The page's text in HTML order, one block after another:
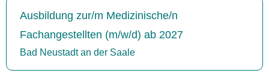
Ausbildung zur/m Medizinische/n
Fachangestellten (m/w/d) ab 2027
Bad Neustadt an der Saale